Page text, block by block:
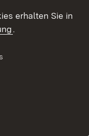
ausgebracht
, Weizen- und
erhalten Sie in
.